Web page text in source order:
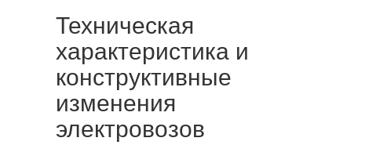
Техническая
характеристика и
конструктивные
изменения
электровозов